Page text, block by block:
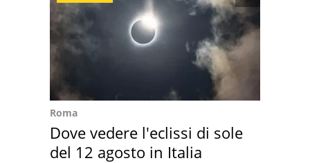
Roma
Dove vedere l'eclissi di sole
del 12 agosto in Italia